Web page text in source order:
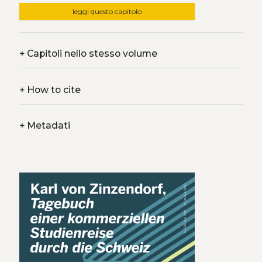
leggi questo capitolo
+Capitoli nello stesso volume
+How to cite
+Metadati